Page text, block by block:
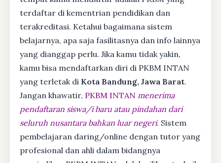
terdaftar di kementrian pendidikan dan
terakreditasi. Ketahui bagaimana sistem
belajarnya, apa saja fasilitasnya dan info lainnya
yang dianggap perlu. Jika kamu tidak yakin,
kamu bisa mendaftarkan diri di PKBM INTAN
yang terletak di Kota Bandung, Jawa Barat.
Jangan khawatir, PKBM INTAN menerima
pendaftaran siswa/i baru atau pindahan dari
seluruh nusantara bahkan luar negeri. Sistem
pembelajaran daring/online dengan tutor yang
profesional dan ahli dalam bidangnya